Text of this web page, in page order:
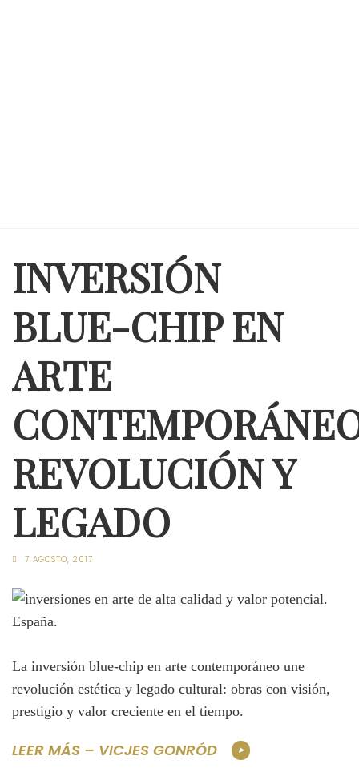
INVERSIÓN
BLUE-CHIP EN
ARTE
REVOLUCIÓN Y
LEGADO
7 AGOSTO, 2017
La inversión blue-chip en arte contemporáneo une
revolución estética y legado cultural: obras con visión,
prestigio y valor creciente en el tiempo.
LEER MÁS – VICJES GONRÓD